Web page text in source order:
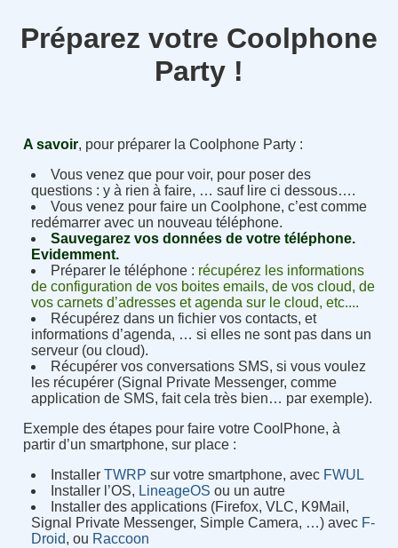
Préparez votre Coolphone
Party !
A savoir, pour préparer la Coolphone Party :
Vous venez que pour voir, pour poser des
questions : y à rien à faire, … sauf lire ci dessous….
Vous venez pour faire un Coolphone, c’est comme
redémarrer avec un nouveau téléphone.
Sauvegarez vos données de votre téléphone.
Evidemment.
Préparer le téléphone : récupérez les informations
de configuration de vos boites emails, de vos cloud, de
vos carnets d’adresses et agenda sur le cloud, etc....
Récupérez dans un fichier vos contacts, et
informations d’agenda, … si elles ne sont pas dans un
serveur (ou cloud).
Récupérer vos conversations SMS, si vous voulez
les récupérer (Signal Private Messenger, comme
application de SMS, fait cela très bien… par exemple).
Exemple des étapes pour faire votre CoolPhone, à
partir d’un smartphone, sur place :
InstallerTWRP sur votre smartphone, avec FWUL
Installer l’OS, LineageOS ou un autre
Installer des applications (Firefox, VLC, K9Mail,
Signal Private Messenger, Simple Camera, …) avec F-
Droid, ou Raccoon